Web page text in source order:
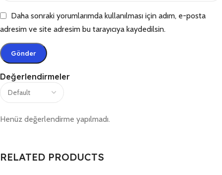
Değerlendirmeler
Henüz değerlendirme yapılmadı.
Daha sonraki yorumlarımda kullanılması için adım, e-posta
adresim ve site adresim bu tarayıcıya kaydedilsin.
RELATED PRODUCTS